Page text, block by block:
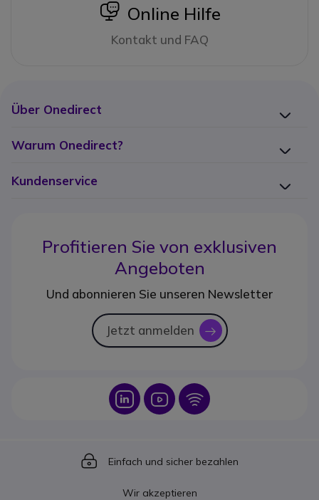
icon
Online Hilfe
Kontakt und FAQ
Über Onedirect
Warum Onedirect?
Kundenservice
Profitieren Sie von exklusiven
Angeboten
Und abonnieren Sie unseren Newsletter
Jetzt anmelden icon
Icon Icon Icon
Icon
Einfach und sicher bezahlen
Wir akzeptieren